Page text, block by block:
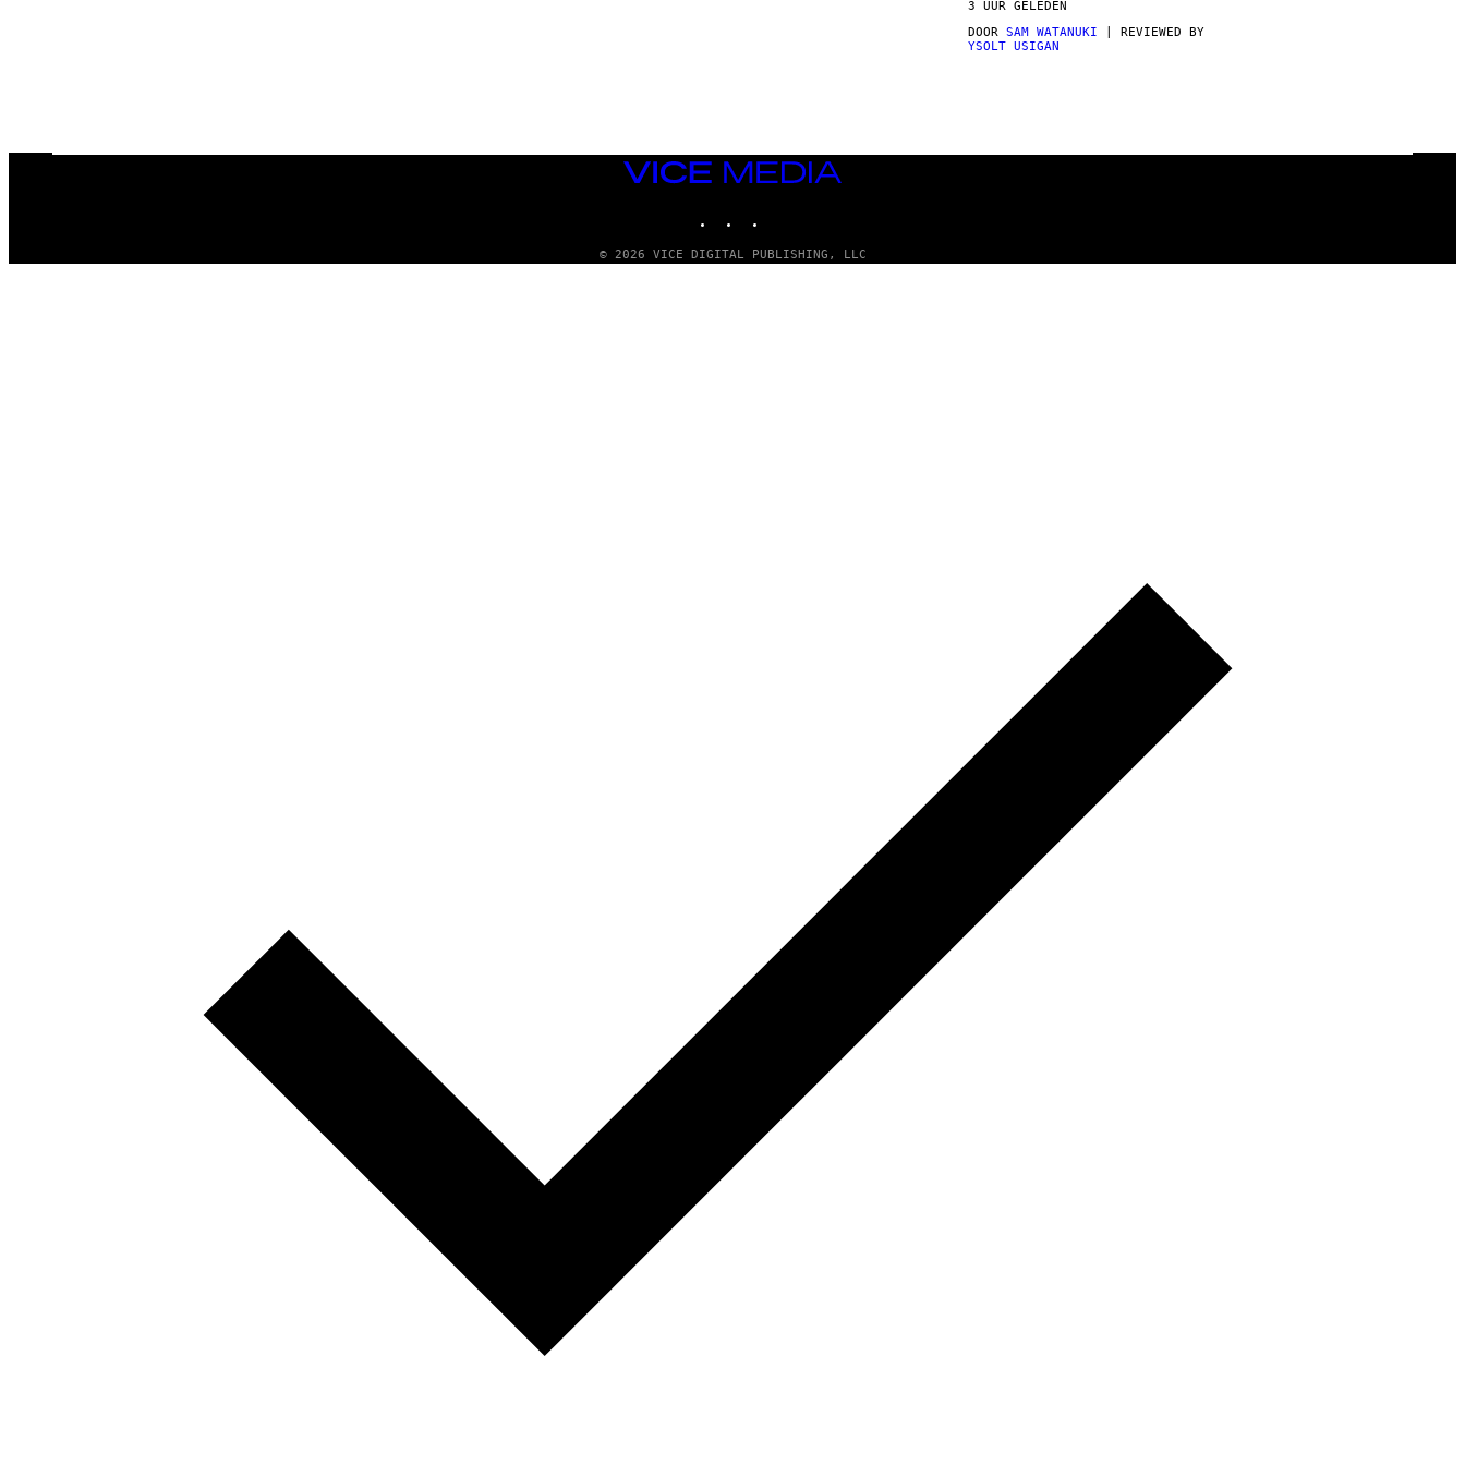
3 UUR GELEDEN
DOOR SAM WATANUKI | REVIEWED BY
YSOLT USIGAN
VICE
MEDIA
© 2026 VICE DIGITAL PUBLISHING, LLC